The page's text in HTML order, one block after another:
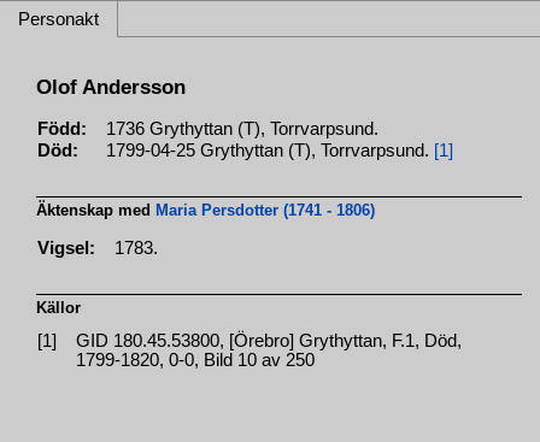
Personakt
Olof Andersson
Född:
1736 Grythyttan (T), Torrvarpsund.
Död:
1799-04-25 Grythyttan (T), Torrvarpsund. [1]
Äktenskap med Maria Persdotter (1741 - 1806)
Vigsel: 1783.
Källor
[1]
GID 180.45.53800, [Örebro] Grythyttan, F.1, Död,
1799-1820, 0-0, Bild 10 av 250